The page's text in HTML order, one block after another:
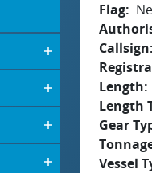
Flag
Callsign
Length
Length
Gear
Vessel